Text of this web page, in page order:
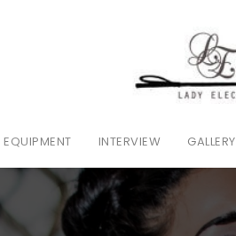
EQUIPMENT INTERVIEW GALLERY